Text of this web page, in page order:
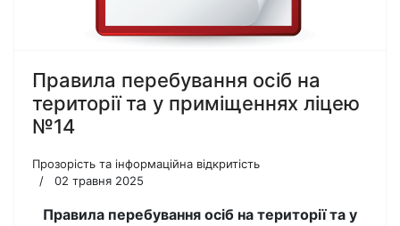
Правила перебування осіб на
території та у приміщеннях ліцею
№14
Прозорість та інформаційна відкритість
02 травня 2025
Правила перебування осіб на території та у